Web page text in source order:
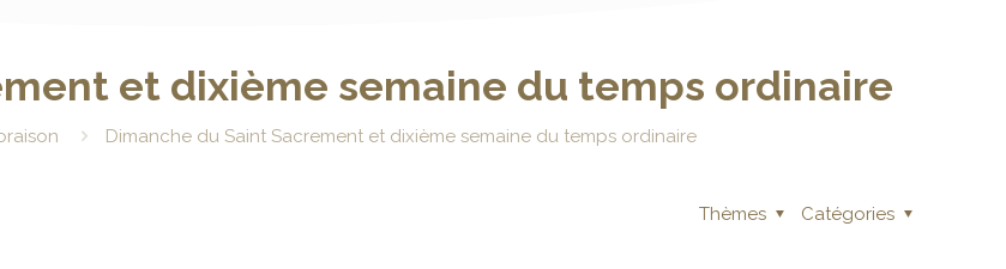
et dixième semaine du temps ordinaire
Dimanche du Saint Sacrement et dixième semaine du temps ordinaire
Catégories
Thèmes